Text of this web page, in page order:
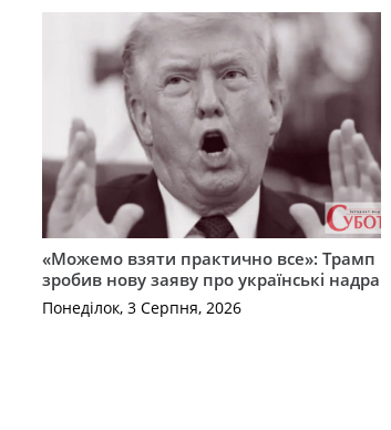
«Можемо взяти практично все»: Трамп
зробив нову заяву про українські надра
Понеділок, 3 Серпня, 2026